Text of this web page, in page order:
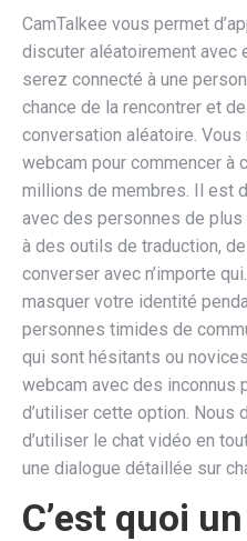
CamTalkee vous permet
discuter aléatoirement avec
serez connecté à une
chance de la rencontrer et
conversation aléatoire. Vous
webcam pour commencer à
millions de membres. Il est
avec des personnes de
à des outils de traduction,
converser avec n’importe
masquer votre identité
personnes timides de
qui sont hésitants ou
webcam avec des inconnus
d’utiliser cette option. Nous
d’utiliser le chat vidéo en
une dialogue détaillée sur
C’est quoi